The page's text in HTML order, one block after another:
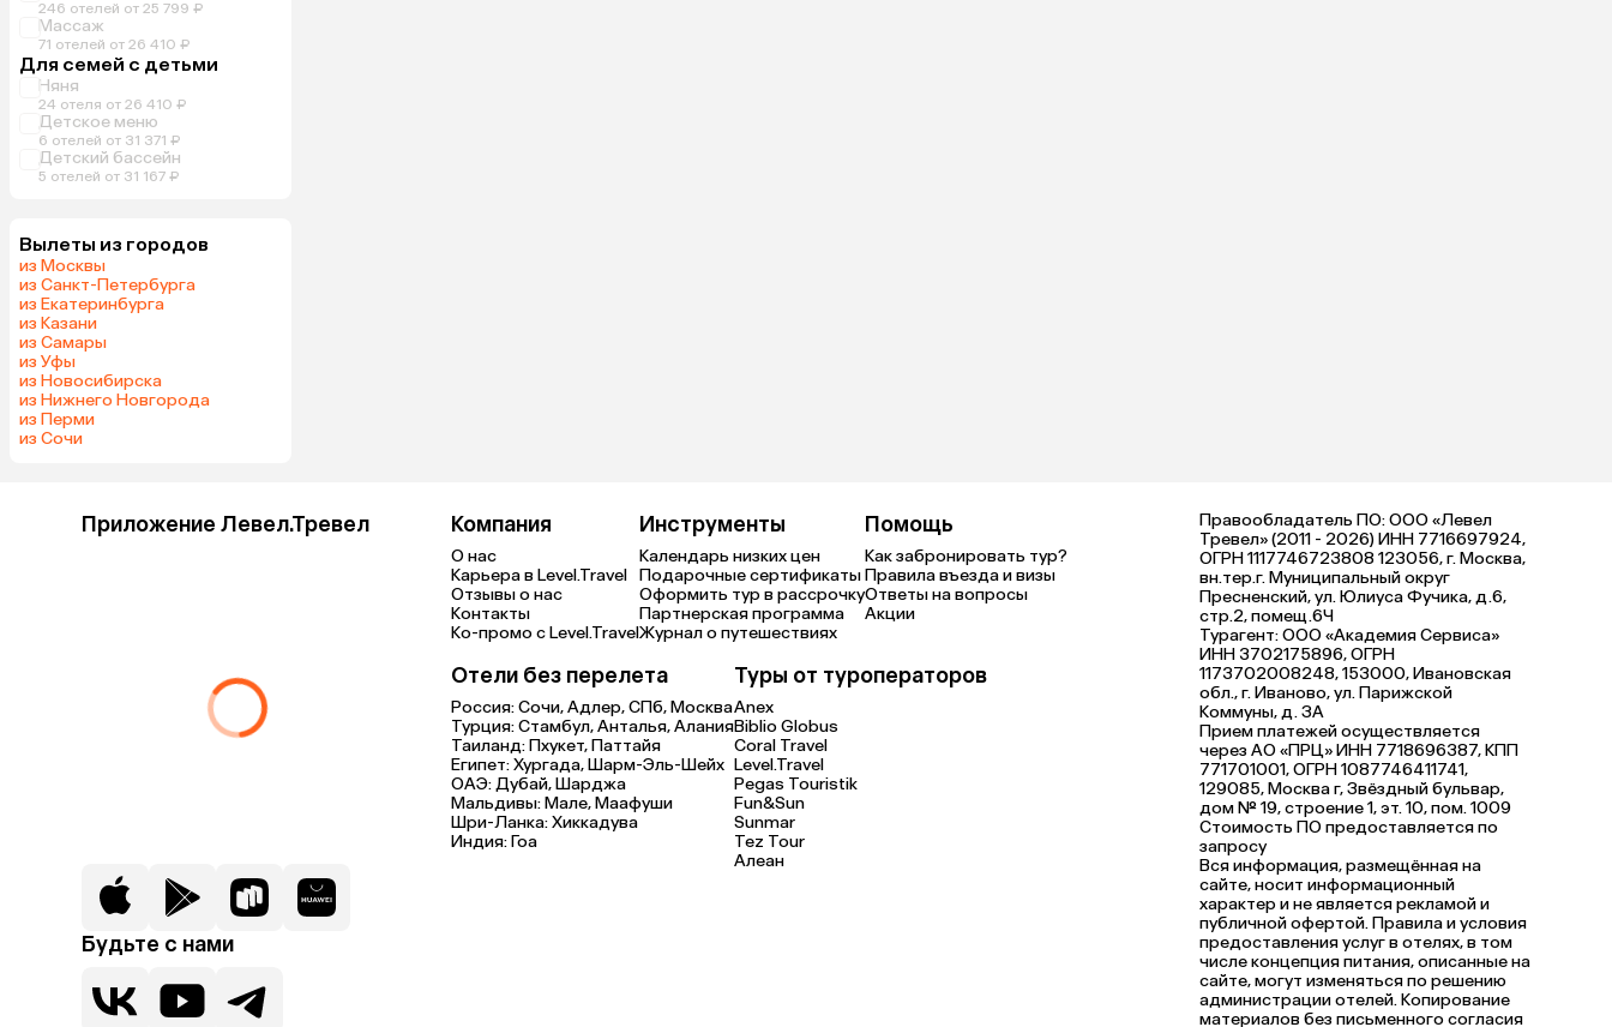
246 отелей от 25 799 ₽
Массаж
71 отелей от 26 410 ₽
Для семей с детьми
Няня
24 отеля от 26 410 ₽
Детское меню
6 отелей от 31 371 ₽
Детский бассейн
5 отелей от 31 167 ₽
Вылеты из городов
из Москвы
из Санкт-Петербурга
из Екатеринбурга
из Казани
из Самары
из Уфы
из Новосибирска
из Нижнего Новгорода
из Перми
из Сочи
Приложение Левел.Тревел
Будьте с нами
Компания
О нас
Карьера в Level.Travel
Отзывы о нас
Контакты
Ко-промо с Level.Travel
Инструменты
Календарь низких цен
Подарочные сертификаты
Оформить тур в рассрочку
Партнерская программа
Журнал о путешествиях
Помощь
Как забронировать тур?
Правила въезда и визы
Ответы на вопросы
Акции
Отели без перелета
Россия:Сочи,Адлер,СПб,Москва
Турция:Стамбул,Анталья,Алания
Таиланд:Пхукет,Паттайя
Египет:Хургада,Шарм-Эль-Шейх
ОАЭ:Дубай,Шарджа
Мальдивы:Мале,Маафуши
Шри-Ланка:Хиккадува
Индия:Гоа
Туры от туроператоров
Anex
Biblio Globus
Coral Travel
Level.Travel
Pegas Touristik
Fun&Sun
Sunmar
Tez Tour
Алеан
Правообладатель ПО: ООО «Левел
Тревел» (2011 - 2026) ИНН 7716697924,
ОГРН 1117746723808 123056, г. Москва,
вн.тер.г. Муниципальный округ
Пресненский, ул. Юлиуса Фучика, д.6,
стр.2, помещ.6Ч
Турагент: ООО «Академия Сервиса»
ИНН 3702175896, ОГРН
1173702008248, 153000, Ивановская
обл., г. Иваново, ул. Парижской
Коммуны, д. ЗА
Прием платежей осуществляется
через АО «ПРЦ» ИНН 7718696387, КПП
771701001, ОГРН 1087746411741,
129085, Москва г, Звёздный бульвар,
дом № 19, строение 1, эт. 10, пом. 1009
Стоимость ПО предоставляется по
запросу
Вся информация, размещённая на
сайте, носит информационный
характер и не является рекламой и
публичной офертой. Правила и условия
предоставления услуг в отелях, в том
числе концепция питания, описанные на
сайте, могут изменяться по решению
администрации отелей. Копирование
материалов без письменного согласия